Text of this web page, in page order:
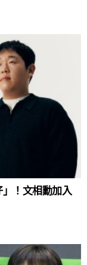
！文相勳加入